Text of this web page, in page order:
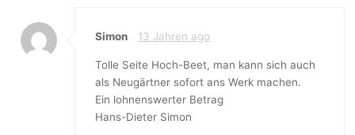
Simon 13 Jahren ago
Tolle Seite Hoch-Beet, man kann sich auch
als Neugärtner sofort ans Werk machen.
Ein lohnenswerter Betrag
Hans-Dieter Simon